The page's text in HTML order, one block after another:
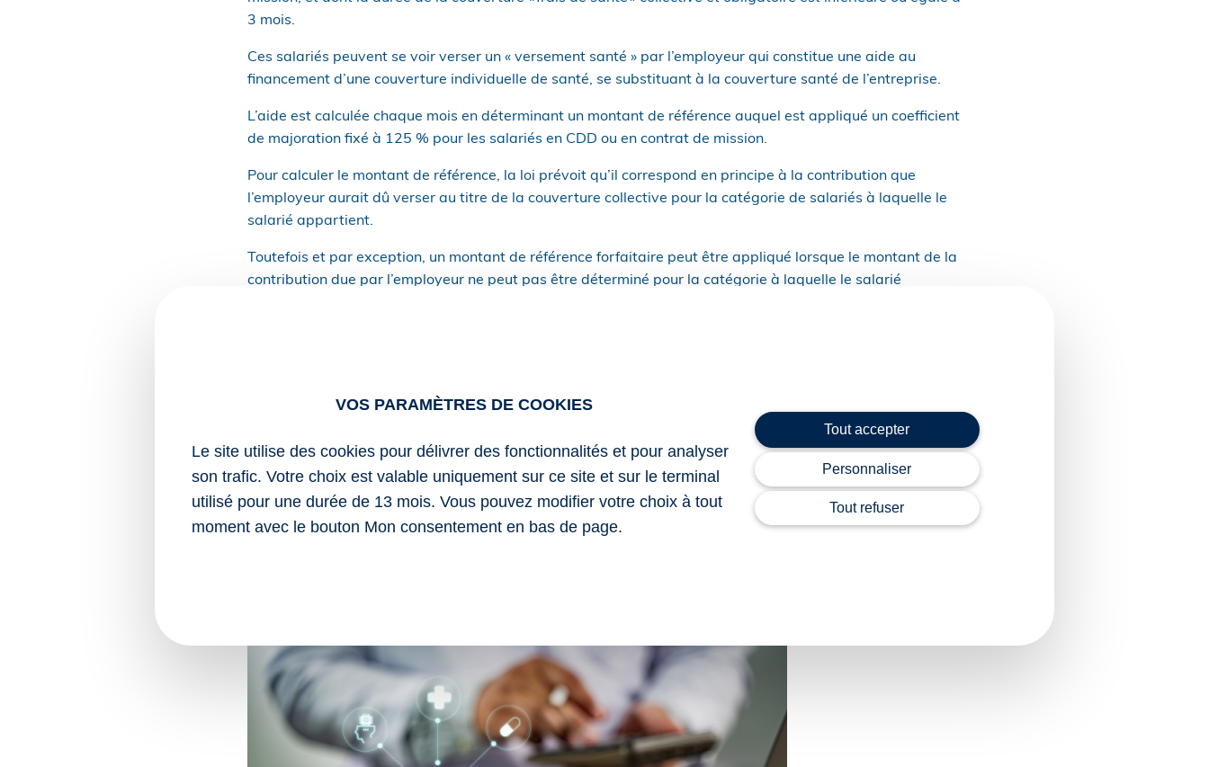
3 mois.
Ces salariés peuvent se voir verser un « versement santé » par l’employeur qui constitue une aide au
financement d’une couverture individuelle de santé, se substituant à la couverture santé de l’entreprise.
L’aide est calculée chaque mois en déterminant un montant de référence auquel est appliqué un coefficient
de majoration fixé à 125 % pour les salariés en CDD ou en contrat de mission.
Pour calculer le montant de référence, la loi prévoit qu’il correspond en principe à la contribution que
l’employeur aurait dû verser au titre de la couverture collective pour la catégorie de salariés à laquelle le
salarié appartient.
Toutefois et par exception, un montant de référence forfaitaire peut être appliqué lorsque le montant de la
contribution due par l’employeur ne peut pas être déterminé pour la catégorie à laquelle le salarié
En Alsace-Moselle, ce montant sera fixé à 7,44 € mensuels pour 2026 (contre 7,18 € mensuels en 2024).
Notez que ces 2 montants peuvent être proratisés, notamment dans l’hypothèse d’un travail à temps
partiel du salarié dispensé.
Sources :
Arrêté du 8 janvier 2025 fixant pour 2026 le montant du versement mentionné à l’article L. 911-7-1
VOS PARAMÈTRES DE COOKIES
Le site utilise des cookies pour délivrer des fonctionnalités et pour analyser
son trafic. Votre choix est valable uniquement sur ce site et sur le terminal
utilisé pour une durée de 13 mois. Vous pouvez modifier votre choix à tout
moment avec le bouton Mon consentement en bas de page.
Tout accepter
Personnaliser
Tout refuser